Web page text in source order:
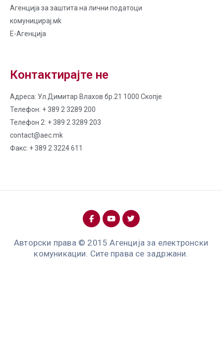
Агенција за заштита на лични податоци
комуницирај.мk
Е-Агенција
Контактирајте не
Адреса: Ул.Димитар Влахов бр.21 1000 Скопје
Телефон: + 389 2 3289 200
Телефон 2: + 389 2 3289 203
contact@aec.mk
Факс: + 389 2 3224 611
Авторски права © 2015 Агенција за електронски
комуникации. Сите права се задржани.